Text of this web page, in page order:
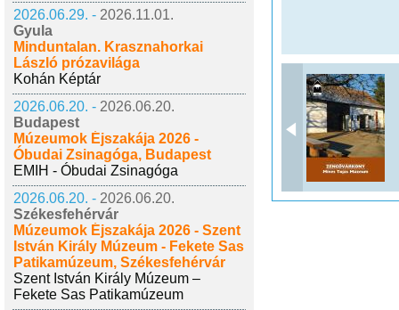
2026.06.29. - 2026.11.01.
Gyula
Minduntalan. Krasznahorkai
László prózavilága
Kohán Képtár
2026.06.20. - 2026.06.20.
Budapest
Múzeumok Éjszakája 2026 -
Óbudai Zsinagóga, Budapest
EMIH - Óbudai Zsinagóga
2026.06.20. - 2026.06.20.
Székesfehérvár
Múzeumok Éjszakája 2026 - Szent
István Király Múzeum - Fekete Sas
Patikamúzeum, Székesfehérvár
Szent István Király Múzeum –
Fekete Sas Patikamúzeum